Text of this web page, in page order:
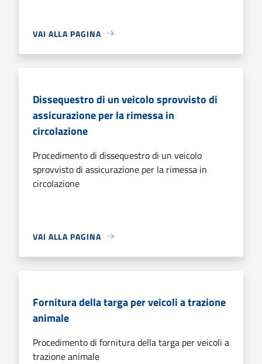
VAI ALLA PAGINA
Dissequestro di un veicolo sprovvisto di
assicurazione per la rimessa in
circolazione
Procedimento di dissequestro di un veicolo
sprovvisto di assicurazione per la rimessa in
circolazione
VAI ALLA PAGINA
Fornitura della targa per veicoli a trazione
animale
Procedimento di fornitura della targa per veicoli a
trazione animale